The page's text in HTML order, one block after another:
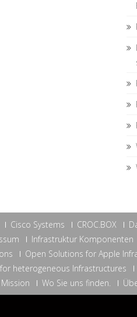
Cisco Systems CROC.BOX
Infrastruktur Komponenten
Open Solutions for Apple
heterogeneous Infrastructures
Wo Sie uns finden.